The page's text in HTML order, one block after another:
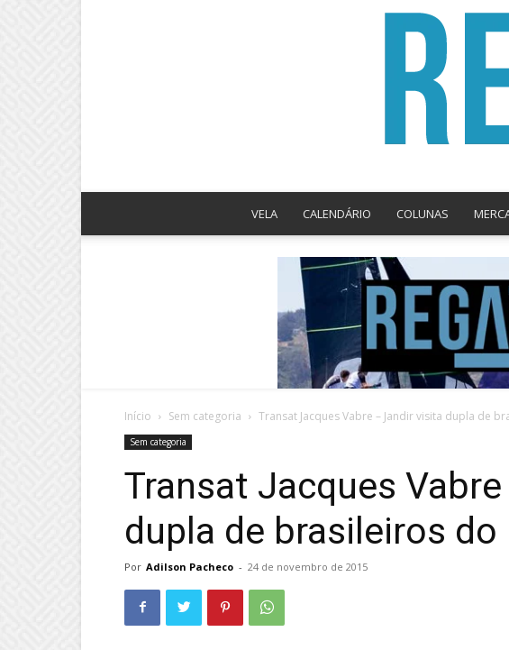
VELA CALENDÁRIO COLUNAS
Início Sem categoria Transat Jacques Vabre – Jandir visita dupla de
Sem categoria
Transat Jacques
dupla de brasileiros
Por Adilson Pacheco - 24 de novembro de 2015